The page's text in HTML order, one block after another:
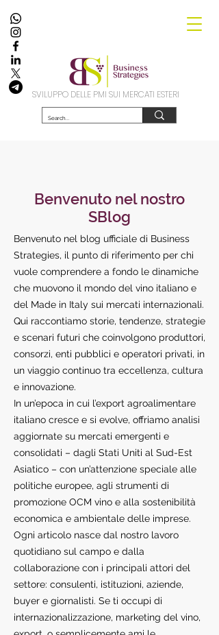
SVILUPPO DELLE PMI SUI MERCATI ESTERI
Benvenuto nel nostro
SBlog
Benvenuto nel blog ufficiale di Business
Strategies, il punto di riferimento per chi
vuole comprendere a fondo le dinamiche
che muovono il mondo del vino italiano e
del Made in Italy sui mercati internazionali.
Qui raccontiamo storie, tendenze, strategie
e scenari futuri che coinvolgono produttori,
consorzi, enti pubblici e operatori privati, in
un viaggio continuo tra eccellenza, cultura
e innovazione.
In un’epoca in cui l’export agroalimentare
italiano cresce e si evolve, offriamo analisi
aggiornate su mercati emergenti e
consolidati – dagli Stati Uniti al Sud-Est
Asiatico – con un’attenzione speciale alle
politiche europee, agli strumenti di
promozione OCM vino e alla sostenibilità
economica e ambientale delle imprese.
Ogni articolo nasce dal nostro lavoro
quotidiano sul campo e dalla
collaborazione con i principali attori del
settore: consulenti, istituzioni, aziende,
buyer e giornalisti. Se ti occupi di
internazionalizzazione, marketing del vino,